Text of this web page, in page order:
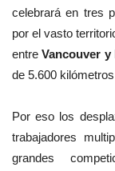
celebrará en tres
por el vasto
entre Vancouver y
de 5.600
Por eso los
trabajadores
grandes